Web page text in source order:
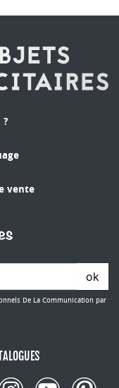
?
vente
ok
De La Communication par